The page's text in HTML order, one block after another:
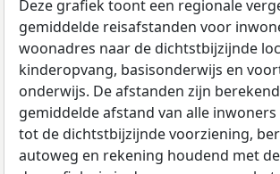
Deze grafiek toont een regionale
gemiddelde reisafstanden voor
woonadres naar de dichtstbijzijnde
kinderopvang, basisonderwijs en
onderwijs. De afstanden zijn
gemiddelde afstand van alle
tot de dichtstbijzijnde voorziening,
autoweg en rekening houdend met